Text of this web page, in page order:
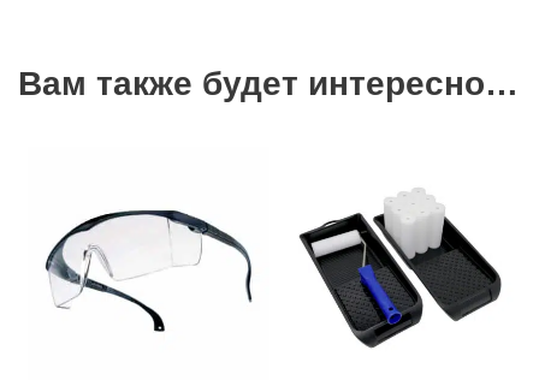
Вам также будет интересно…